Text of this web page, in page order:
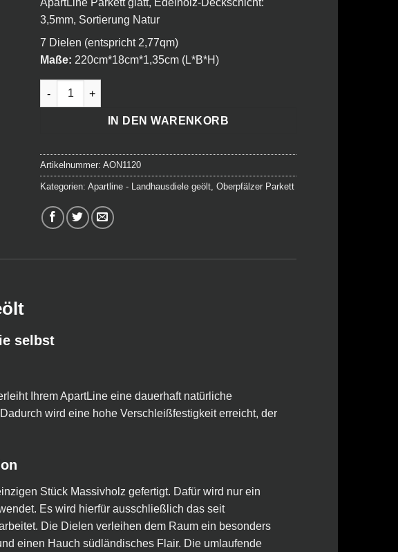
ApartLine Parkett glatt, Edelholz-Deckschicht:
3,5mm, Sortierung Natur
7 Dielen (entspricht 2,77qm)
Maße: 220cm*18cm*1,35cm (L*B*H)
ApartLine - Landhausdiele - 120 Kapstadt Menge
IN DEN WARENKORB
Artikelnummer:AON1120
Kategorien:Apartline - Landhausdiele geölt,Oberpfälzer Parkett
selbst
Ihrem ApartLine eine dauerhaft natürliche
wird eine hohe Verschleißfestigkeit erreicht, der
Stück Massivholz gefertigt. Dafür wird nur ein
Es wird hierfür ausschließlich das seit
Die Dielen verleihen dem Raum ein besonders
einen Hauch südländisches Flair. Die umlaufende